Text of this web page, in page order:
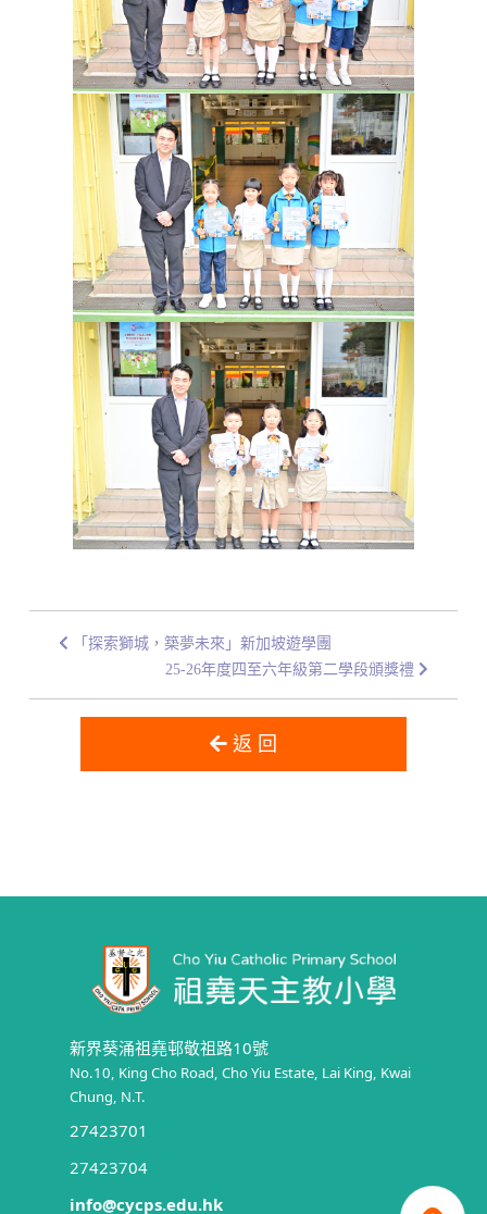
「探索獅城，築夢未來」新加坡遊學團
25-26年度四至六年級第二學段頒獎禮
返 回
新界葵涌祖堯邨敬祖路10號
No.10, King Cho Road, Cho Yiu Estate, Lai King, Kwai
Chung, N.T.
27423701
27423704
info@cycps.edu.hk